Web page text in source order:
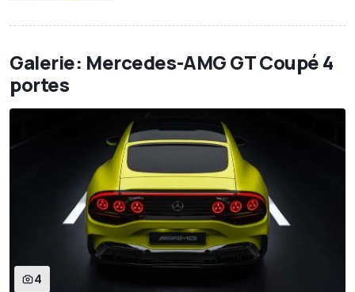
Galerie: Mercedes-AMG GT Coupé 4
portes
4